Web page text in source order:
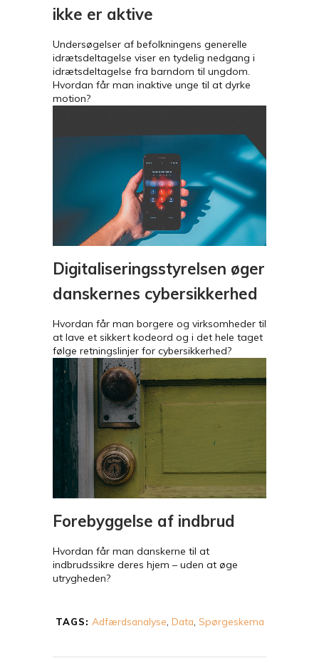
ikke er aktive
Undersøgelser af befolkningens generelle
idrætsdeltagelse viser en tydelig nedgang i
idrætsdeltagelse fra barndom til ungdom.
Hvordan får man inaktive unge til at dyrke
motion?
Digitaliseringsstyrelsen øger
danskernes cybersikkerhed
Hvordan får man borgere og virksomheder til
at lave et sikkert kodeord og i det hele taget
følge retningslinjer for cybersikkerhed?
Forebyggelse af indbrud
Hvordan får man danskerne til at
indbrudssikre deres hjem – uden at øge
utrygheden?
TAGS: Adfærdsanalyse, Data, Spørgeskema